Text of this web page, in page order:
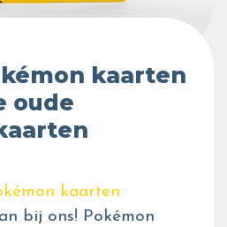
kaarten
oude
kaarten
bij ons! Pokémon